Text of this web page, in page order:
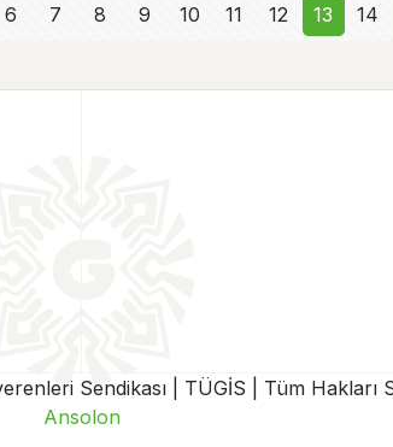
6 7 8 9 10 11 12 13 14
Sendikası | TÜGİS | Tüm Hakları
Ansolon